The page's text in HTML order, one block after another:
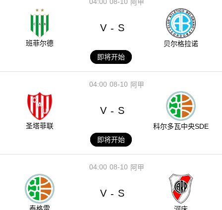
阿甲
班菲尔德
V - S
贝尔格拉诺
即将开始
08-10
04:00 阿甲
圣塔菲联
V - S
科尔多瓦中央SDE
即将开始
08-10
04:00 阿甲
泰格雷
V - S